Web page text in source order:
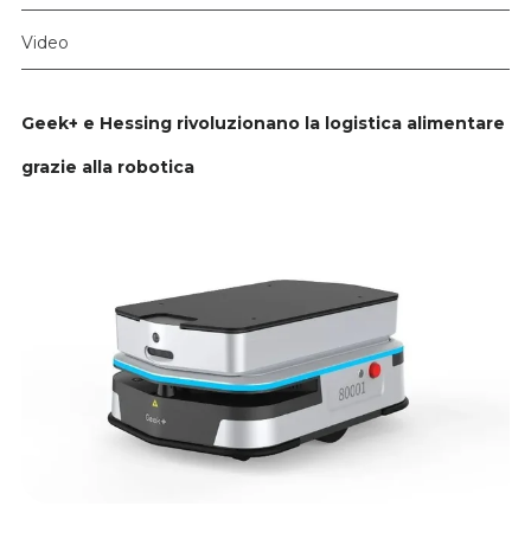
Video
Geek+ e Hessing rivoluzionano la logistica alimentare
grazie alla robotica